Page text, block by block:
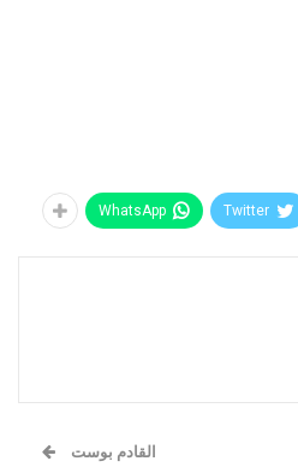
Twitter
WhatsApp
القادم بوست